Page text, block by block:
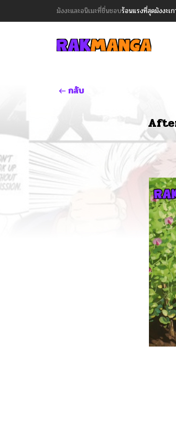
มังงะและอนิเมะที่ชื่นชอบร้อนแรงที่สุดมังงะเ
กลับ